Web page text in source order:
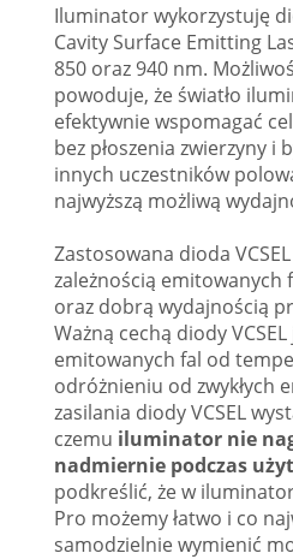
Iluminator wykorzystuję
Cavity Surface Emitting
850 oraz 940 nm.
powoduje, że światło
efektywnie wspomagać
bez płoszenia zwierzyny i
innych uczestników
najwyższą możliwą
Zastosowana dioda
zależnością
oraz dobrą wydajnością
Ważną cechą diody
emitowanych fal od
odróżnieniu od zwykłych
zasilania diody VCSEL
czemu iluminator nie
nadmiernie podczas
podkreślić, że w
Pro możemy łatwo i co
samodzielnie wymienić